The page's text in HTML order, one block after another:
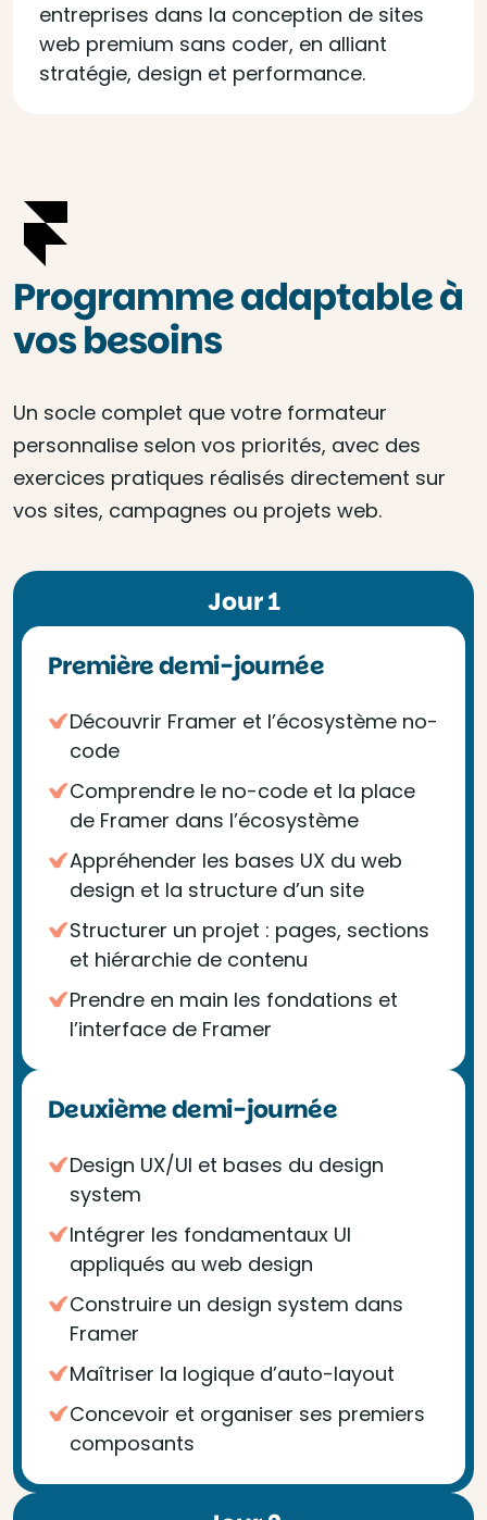
entreprises dans la conception de sites
web premium sans coder, en alliant
stratégie, design et performance.
Programme adaptable à
vos besoins
Un socle complet que votre formateur
personnalise selon vos priorités, avec des
exercices pratiques réalisés directement sur
vos sites, campagnes ou projets web.
Jour 1
Première demi-journée
Découvrir Framer et l’écosystème no-
code
Comprendre le no-code et la place
de Framer dans l’écosystème
Appréhender les bases UX du web
design et la structure d’un site
Structurer un projet : pages, sections
et hiérarchie de contenu
Prendre en main les fondations et
l’interface de Framer
Deuxième demi-journée
Design UX/UI et bases du design
system
Intégrer les fondamentaux UI
appliqués au web design
Construire un design system dans
Framer
Maîtriser la logique d’auto-layout
Concevoir et organiser ses premiers
composants